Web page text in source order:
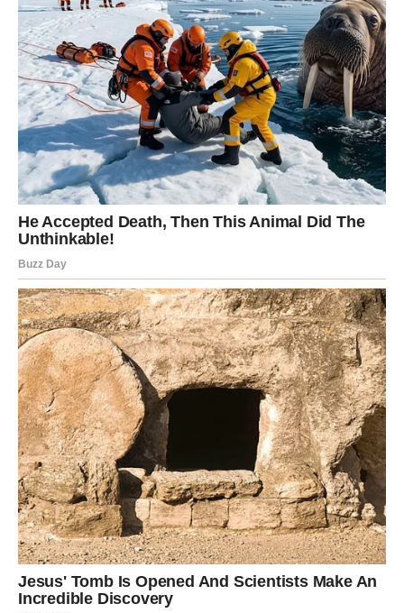
Ako ste sami – danas je moguć početak priče koja ima
sudbinski ton.
Danas shvatate da ljubav dolazi kada prestanete da je
jurite.